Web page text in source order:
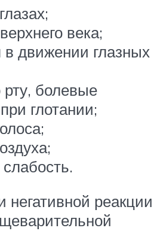
века;
движении глазных
рту, болевые
глотании;
негативной реакции